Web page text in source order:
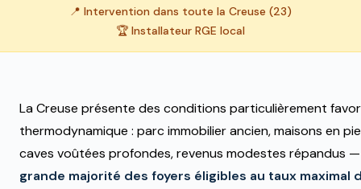
📍 Intervention dans toute la Creuse (23)
🏆 Installateur RGE local
La Creuse présente des conditions particulièrement
thermodynamique : parc immobilier ancien, maisons en
caves voûtées profondes, revenus modestes répandus
grande majorité des foyers éligibles au taux maximal